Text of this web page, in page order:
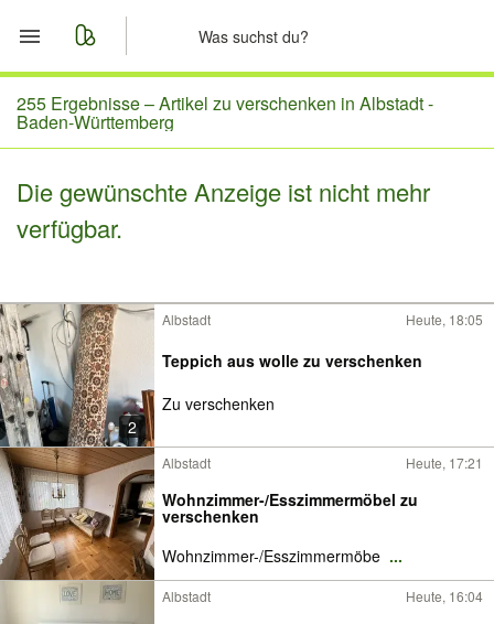
Start
Merkliste
Nachrichten
255 Ergebnisse –Artikel zu verschenken in Albstadt -
Baden-Württemberg
Die gewünschte Anzeige ist nicht mehr
verfügbar.
2
Albstadt Heute, 18:05
Teppich aus wolle zu verschenken
Zu verschenken
Albstadt Heute, 17:21
Wohnzimmer-/Esszimmermöbel zu
verschenken
Wohnzimmer-/Esszimmermöbe ...
Albstadt Heute, 16:04